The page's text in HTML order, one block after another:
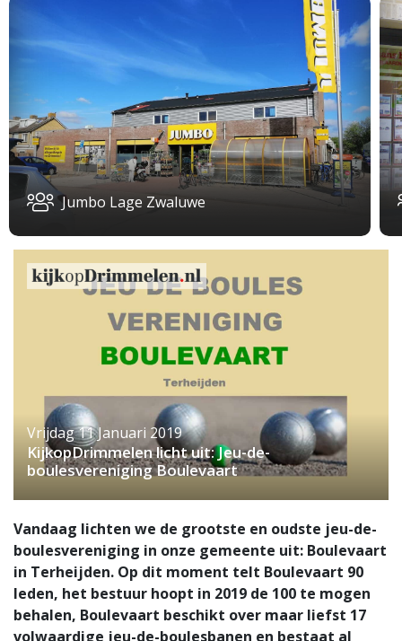
Jumbo Lage Zwaluwe
Vrijdag 11 Januari 2019
KijkopDrimmelen licht uit: Jeu-de-
boulesvereniging Boulevaart
Vandaag lichten we de grootste en oudste jeu-de-
boulesvereniging in onze gemeente uit: Boulevaart
in Terheijden. Op dit moment telt Boulevaart 90
leden, het bestuur hoopt in 2019 de 100 te mogen
behalen, Boulevaart beschikt over maar liefst 17
volwaardige jeu-de-boulesbanen en bestaat al